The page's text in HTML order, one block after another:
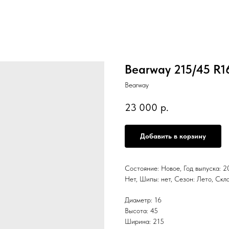
Bearway 215/45
Bearway
23 000 р.
Добавить в корзину
Состояние: Новое, Год выпуска:
Нет, Шипы: нет, Сезон: Лето,
Диаметр: 16
Высота: 45
Ширина: 215